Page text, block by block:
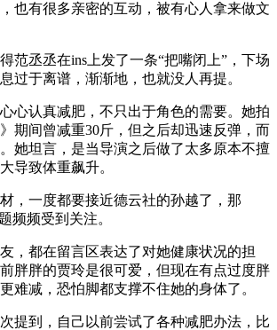
也有很多亲密的互动，被有心人拿来做文
范丞丞在ins上发了一条“把嘴闭上”，下场
过于离谱，渐渐地，也就没人再提。
心认真减肥，不只出于角色的需要。她拍
期间曾减重30斤，但之后却迅速反弹，而
她坦言，是当导演之后做了太多原本不擅
导致体重飙升。
，一度都要接近德云社的孙越了，那
频频受到关注。
，都在留言区表达了对她健康状况的担
胖胖的贾玲是很可爱，但现在有点过度胖
难减，恐怕脚都支撑不住她的身体了。
提到，自己以前尝试了各种减肥办法，比